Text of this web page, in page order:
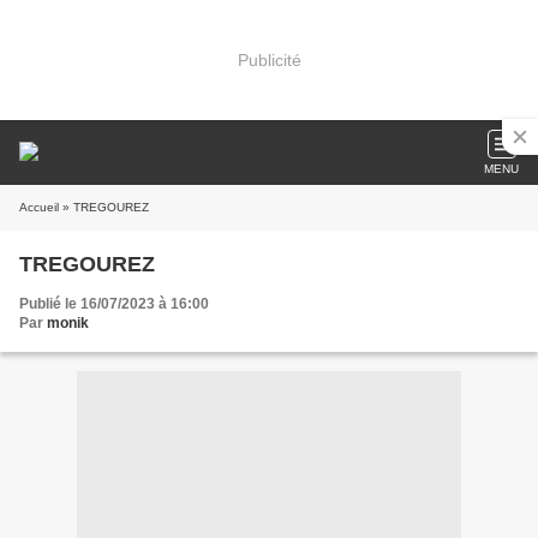
Publicité
MENU
Accueil » TREGOUREZ
TREGOUREZ
Publié le 16/07/2023 à 16:00
Par monik